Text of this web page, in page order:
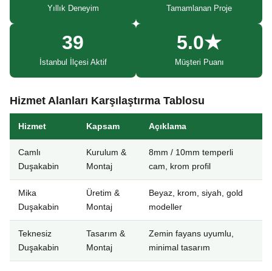
Yıllık Deneyim Tamamlanan Proje
39
İstanbul İlçesi Aktif
5.0★
Müşteri Puanı
Hizmet Alanları Karşılaştırma Tablosu
Hizmet Kapsam Açıklama
Camlı
Duşakabin
Kurulum &
Montaj
8mm / 10mm temperli
cam, krom profil
Mika
Duşakabin
Üretim &
Montaj
Beyaz, krom, siyah, gold
modeller
Teknesiz
Duşakabin
Tasarım &
Montaj
Zemin fayans uyumlu,
minimal tasarım